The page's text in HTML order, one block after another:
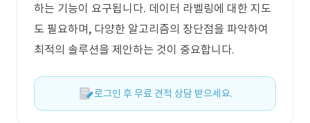
하는 기능이 요구됩니다. 데이터 라벨링에 대한 지도
도 필요하며, 다양한 알고리즘의 장단점을 파악하여
최적의 솔루션을 제안하는 것이 중요합니다.
로그인 후 무료 견적 상담 받으세요.